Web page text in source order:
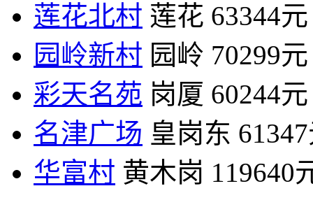
莲花北村 莲花 63344元
园岭新村 园岭 70299元
彩天名苑 岗厦 60244元
名津广场 皇岗东
华富村 黄木岗 119640